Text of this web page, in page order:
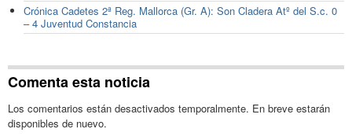
Crónica Cadetes 2ª Reg. Mallorca (Gr. A): Son Cladera Atº del S.c. 0
– 4 Juventud Constancia
Comenta esta noticia
Los comentarios están desactivados temporalmente. En breve estarán
disponibles de nuevo.